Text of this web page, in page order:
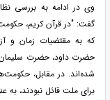
وی در ادامه به بررسی
گفت: "در قرآن کریم،
که به مقتضیات زمان و
حضرت داود، حضرت
شده‌اند. در مقابل،
برای ملت قائل نبودند، به